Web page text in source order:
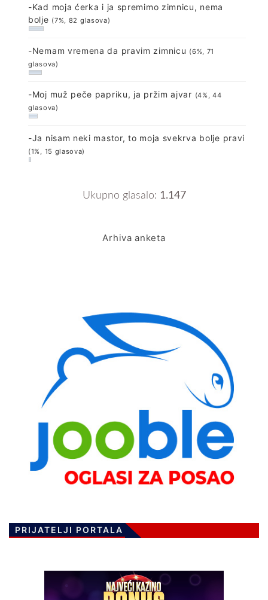
-Kad moja ćerka i ja spremimo zimnicu, nema
bolje (7%, 82 glasova)
-Nemam vremena da pravim zimnicu (6%, 71
glasova)
-Moj muž peče papriku, ja pržim ajvar (4%, 44
glasova)
-Ja nisam neki mastor, to moja svekrva bolje pravi
(1%, 15 glasova)
Ukupno glasalo: 1.147
Arhiva anketa
PRIJATELJI PORTALA